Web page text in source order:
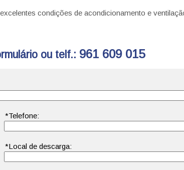
condições de acondicionamento e
ou telf.: 961 609 015